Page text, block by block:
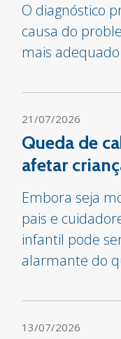
O diagnóstico
causa do
mais adequado
21/07/2026
Queda de
afetar
Embora seja
pais e
infantil pode
alarmante do
13/07/2026